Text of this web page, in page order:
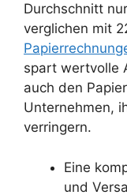
Durchschnitt
verglichen mit
spart wertvolle
auch den
Unternehmen,
verringern.
Eine
und